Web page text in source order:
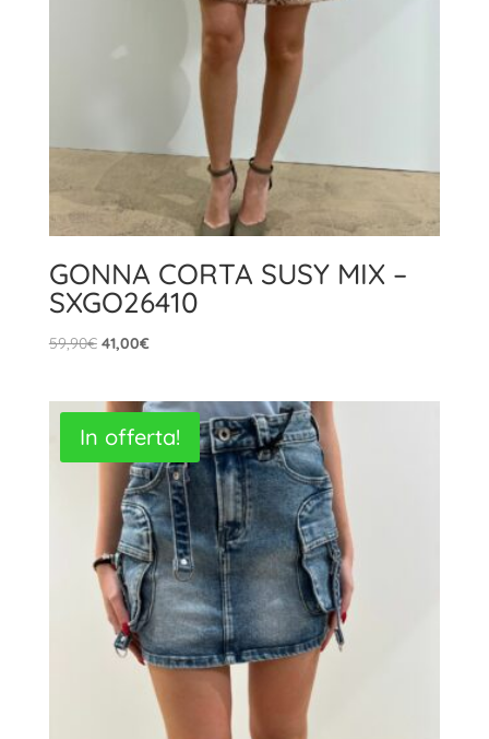
GONNA CORTA SUSY MIX –
SXGO26410
59,90€ Il
era:
59,90€.
41,00€Il
è:
41,00€.
In offerta!